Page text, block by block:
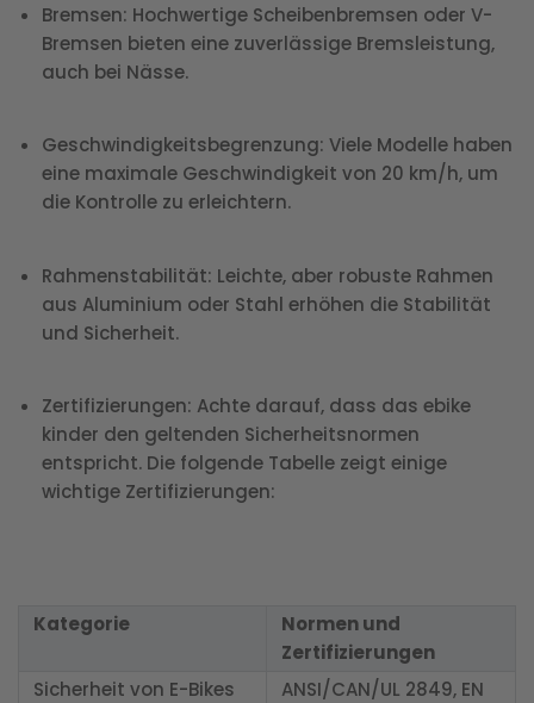
Bremsen: Hochwertige Scheibenbremsen oder V-
Bremsen bieten eine zuverlässige Bremsleistung,
auch bei Nässe.
Geschwindigkeitsbegrenzung: Viele Modelle haben
eine maximale Geschwindigkeit von 20 km/h, um
die Kontrolle zu erleichtern.
Rahmenstabilität: Leichte, aber robuste Rahmen
aus Aluminium oder Stahl erhöhen die Stabilität
und Sicherheit.
Zertifizierungen: Achte darauf, dass das ebike
kinder den geltenden Sicherheitsnormen
entspricht. Die folgende Tabelle zeigt einige
wichtige Zertifizierungen:
Kategorie
Normen und
Zertifizierungen
Sicherheit von E-Bikes
ANSI/CAN/UL 2849, EN